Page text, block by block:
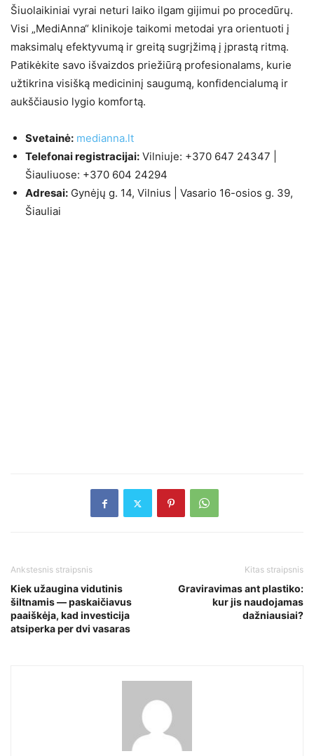
Šiuolaikiniai vyrai neturi laiko ilgam gijimui po procedūrų.
Visi „MediAnna“ klinikoje taikomi metodai yra orientuoti į
maksimalų efektyvumą ir greitą sugrįžimą į įprastą ritmą.
Patikėkite savo išvaizdos priežiūrą profesionalams, kurie
užtikrina visišką medicininį saugumą, konfidencialumą ir
aukščiausio lygio komfortą.
Svetainė: medianna.lt
Telefonai registracijai: Vilniuje: +370 647 24347 |
Šiauliuose: +370 604 24294
Adresai: Gynėjų g. 14, Vilnius | Vasario 16-osios g. 39,
Šiauliai
Ankstesnis straipsnis
Kiek užaugina vidutinis
šiltnamis — paskaičiavus
paaiškėja, kad investicija
atsiperka per dvi vasaras
Kitas straipsnis
Graviravimas ant plastiko:
kur jis naudojamas
dažniausiai?